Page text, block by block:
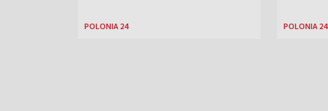
POLONIA 24 POLONIA 24